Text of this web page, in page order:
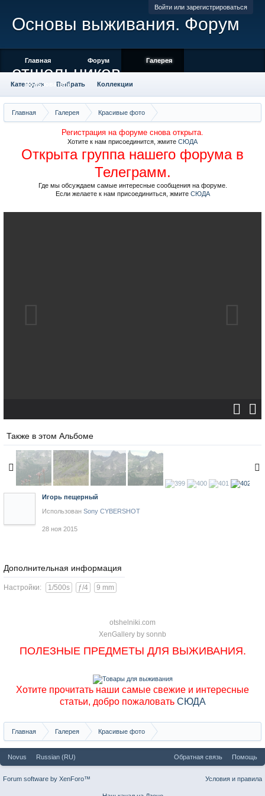
Войти или зарегистрироваться
Главная Галерея Красивые фото
Саяны, хребет Ергаки, фото Матниной
Регистрация на форуме снова открыта.
Хотите к нам присоединится, жмите СЮДА
Открыта группа нашего форума в
Телеграмм.
Где мы обсуждаем самые интересные сообщения на форуме.
Если желаете к нам присоединиться, жмите СЮДА
Также в этом Альбоме
Игорь пещерный
Использован Sony CYBERSHOT
28 ноя 2015
Дополнительная информация
Настройки: 1/500s ƒ/4 9 mm
otshelniki.com
XenGallery by sonnb
ПОЛЕЗНЫЕ ПРЕДМЕТЫ ДЛЯ ВЫЖИВАНИЯ.
Хотите прочитать наши самые свежие и интересные
статьи, добро пожаловать СЮДА
Главная Галерея Красивые фото
Саяны, хребет Ергаки, фото Матниной
Основы выживания. Форум
отшельников
Главная Форум Галерея
Категории Выбрать Коллекции
Места отмеченные на карте Камера Облако тегов
Пользователи
Novus Russian (RU) Обратная связь Помощь
Условия и правила
Forum software by XenForo™